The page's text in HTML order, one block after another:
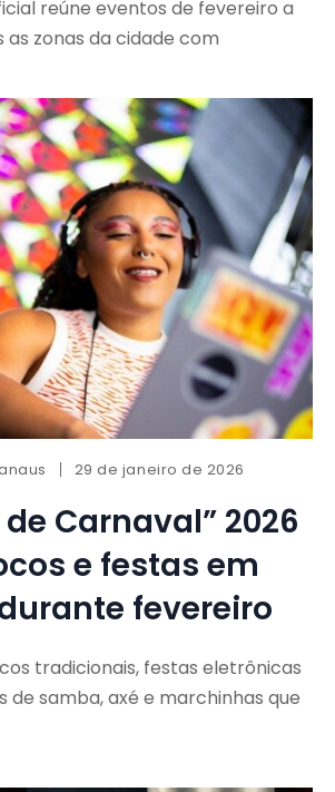
reúne eventos de fevereiro a
zonas da cidade com
29 de janeiro de 2026
Carnaval” 2026
e festas em
fevereiro
tradicionais, festas eletrônicas
de samba, axé e marchinhas que